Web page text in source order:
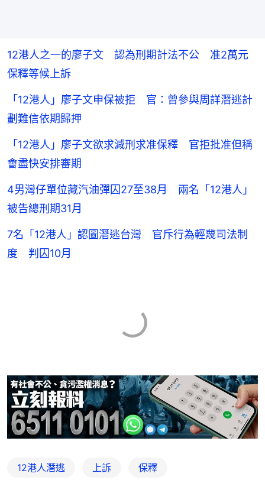
12港人之一的廖子文 認為刑期計法不公 准2萬元
保釋等候上訴
「12港人」廖子文申保被拒 官：曾參與周詳潛逃計
劃難信依期歸押
「12港人」廖子文欲求減刑求准保釋 官拒批准但稱
會盡快安排審期
4男灣仔單位藏汽油彈囚27至38月 兩名「12港人」
被告總刑期31月
7名「12港人」認圖潛逃台灣 官斥行為輕蔑司法制
度 判囚10月
12港人潛逃 上訴 保釋